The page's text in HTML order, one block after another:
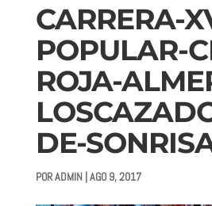
CARRERA-
POPULAR-
ROJA-
DE-
PORADMIN|AGO 9, 2017